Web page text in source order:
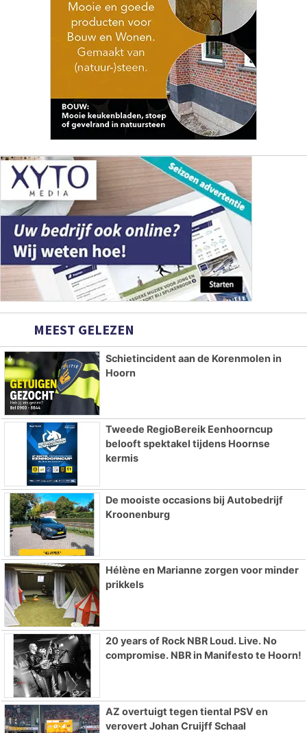
MEEST GELEZEN
Schietincident aan de Korenmolen in
Hoorn
Tweede RegioBereik Eenhoorncup
belooft spektakel tijdens Hoornse
kermis
De mooiste occasions bij Autobedrijf
Kroonenburg
Hélène en Marianne zorgen voor minder
prikkels
20 years of Rock NBR Loud. Live. No
compromise. NBR in Manifesto te Hoorn!
AZ overtuigt tegen tiental PSV en
verovert Johan Cruijff Schaal